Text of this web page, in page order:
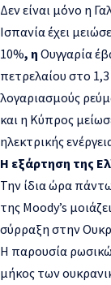
Δεν είναι μόνο η
Ισπανία έχει
10%, η Ουγγαρία
πετρελαίου στο
λογαριασμούς
και η Κύπρος
ηλεκτρικής
Η εξάρτηση της
Την ίδια ώρα
της Moody’s
σύρραξη στην
Η παρουσία
μήκος των